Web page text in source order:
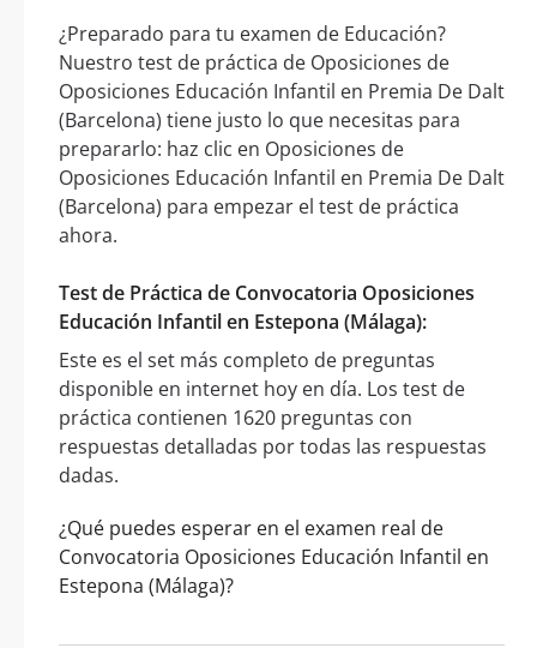
¿Preparado para tu examen de Educación?
Nuestro test de práctica de Oposiciones de
Oposiciones Educación Infantil en Premia De Dalt
(Barcelona) tiene justo lo que necesitas para
prepararlo: haz clic en Oposiciones de
Oposiciones Educación Infantil en Premia De Dalt
(Barcelona) para empezar el test de práctica
ahora.
Test de Práctica de Convocatoria Oposiciones
Educación Infantil en Estepona (Málaga):
Este es el set más completo de preguntas
disponible en internet hoy en día. Los test de
práctica contienen 1620 preguntas con
respuestas detalladas por todas las respuestas
dadas.
¿Qué puedes esperar en el examen real de
Convocatoria Oposiciones Educación Infantil en
Estepona (Málaga)?